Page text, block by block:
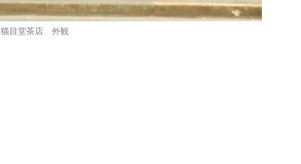
猫目堂茶店 外観